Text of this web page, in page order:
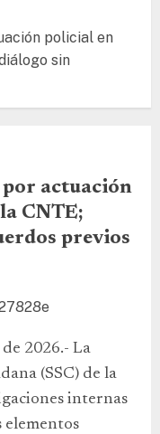
policial en
sin
por actuación
CNTE;
previos
2026.- La
(SSC) de la
internas
elementos